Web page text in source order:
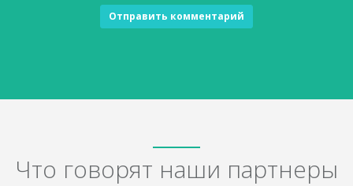
Отправить комментарий
Что говорят наши партнеры